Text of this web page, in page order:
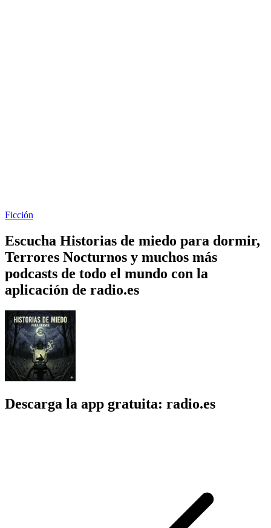
Ficción
Escucha Historias de miedo para dormir,
Terrores Nocturnos y muchos más
podcasts de todo el mundo con la
aplicación de radio.es
Descarga la app gratuita: radio.es